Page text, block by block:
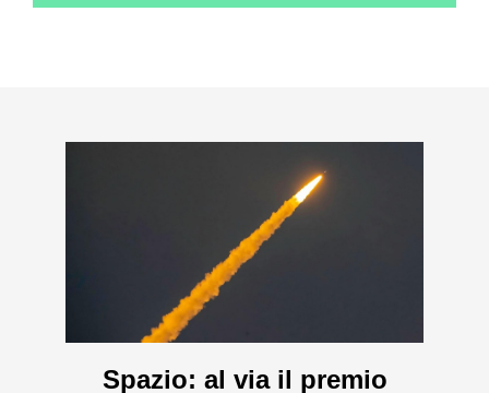
Spazio: al via il premio